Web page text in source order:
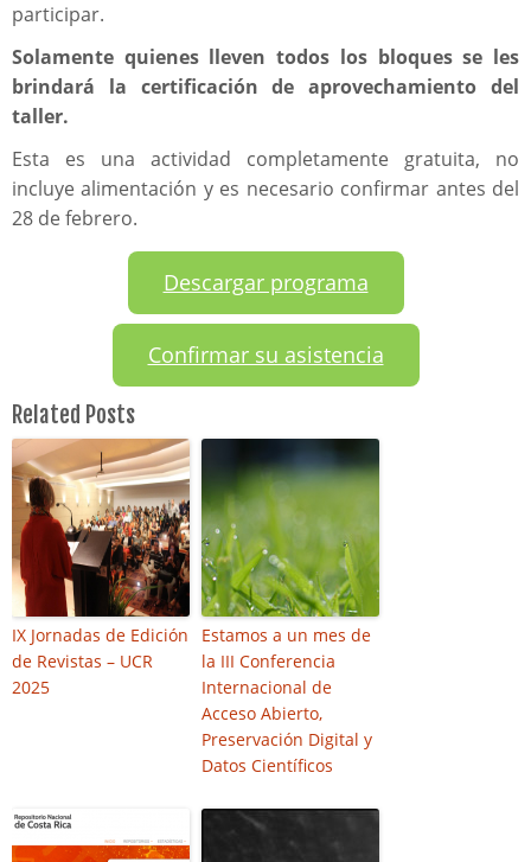
participar.
Solamente quienes lleven todos los bloques se les
brindará la certificación de aprovechamiento del
taller.
Esta es una actividad completamente gratuita, no
incluye alimentación y es necesario confirmar antes del
28 de febrero.
Descargar programa
Confirmar su asistencia
Related Posts
IX Jornadas de Edición
de Revistas – UCR
2025
Estamos a un mes de
la III Conferencia
Internacional de
Acceso Abierto,
Preservación Digital y
Datos Científicos